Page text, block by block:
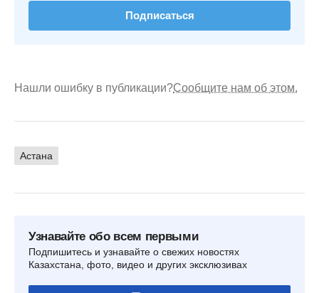
Подписаться
Нашли ошибку в публикации?Сообщите нам об этом.
Астана
Узнавайте обо всем первыми
Подпишитесь и узнавайте о свежих новостях
Казахстана, фото, видео и других эксклюзивах